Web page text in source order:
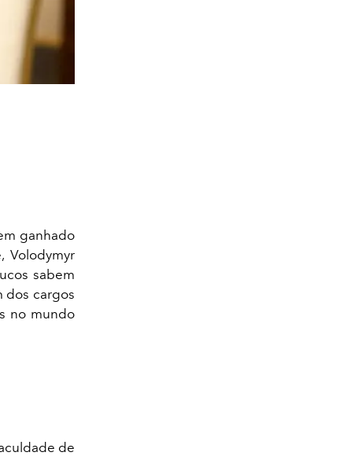
ganhado
Volodymyr
sabem
dos cargos
no mundo
de